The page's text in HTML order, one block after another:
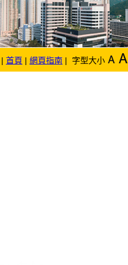
| 首頁 | 網頁指南 | 字型大小